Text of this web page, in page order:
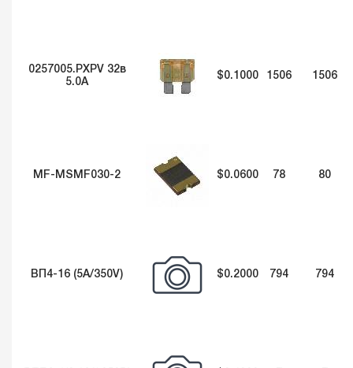
0257005.PXPV 32в
5.0A
$0.1000 1506 1506
MF-MSMF030-2 $0.0600 78 80
ВП4-16 (5А/350V) $0.2000 794 794